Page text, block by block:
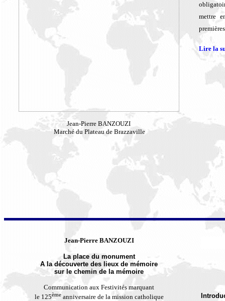
Jean-Pierre BANZOUZI
Marché du Plateau de Brazzaville
mettre
Lire la
Jean-Pierre BANZOUZI
La place du monument
A la découverte des lieux de mémoire
sur le chemin de la mémoire
Communication aux Festivités marquant
le 125ème anniversaire de la mission catholique